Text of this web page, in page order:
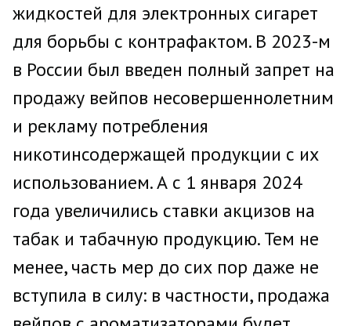
жидкостей для электронных сигарет
для борьбы с контрафактом. В 2023-м
в России был введен полный запрет на
продажу вейпов несовершеннолетним
и рекламу потребления
никотинсодержащей продукции с их
использованием. А с 1 января 2024
года увеличились ставки акцизов на
табак и табачную продукцию. Тем не
менее, часть мер до сих пор даже не
вступила в силу: в частности, продажа